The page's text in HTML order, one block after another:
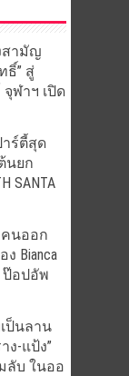
สามัญ
ธิ์” สู่
ฬาฯ เปิด
าร์ตี้สุด
นยก
SANTA
คนออก
Bianca
ป๊อปอัพ
ป็นลาน
-แป้ง”
ลับ ในออ